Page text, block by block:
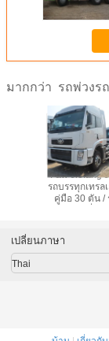
มากกว่า รถพ่วงร
HW76
Faw Jiefang
รถบรรทุกเทรล
คู่มือ 30 ตัน /
เปลี่ยนภาษา
Thai